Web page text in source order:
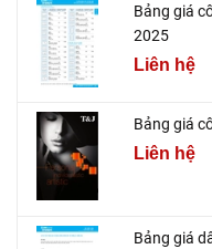
Bảng giá
2025
Liên hệ
Bảng giá
Liên hệ
Bảng giá